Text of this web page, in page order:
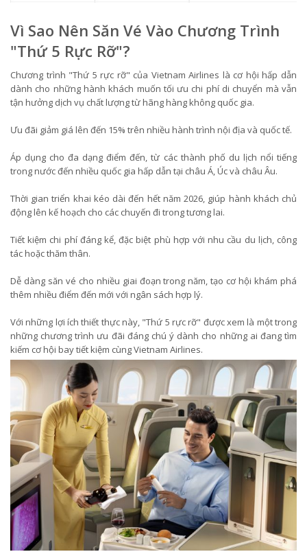
Vì Sao Nên Săn Vé Vào Chương Trình
"Thứ 5 Rực Rỡ"?
Chương trình "Thứ 5 rực rỡ" của Vietnam Airlines là cơ hội hấp dẫn
dành cho những hành khách muốn tối ưu chi phí di chuyển mà vẫn
tận hưởng dịch vụ chất lượng từ hãng hàng không quốc gia.
Ưu đãi giảm giá lên đến 15% trên nhiều hành trình nội địa và quốc tế.
Áp dụng cho đa dạng điểm đến, từ các thành phố du lịch nổi tiếng
trong nước đến nhiều quốc gia hấp dẫn tại châu Á, Úc và châu Âu.
Thời gian triển khai kéo dài đến hết năm 2026, giúp hành khách chủ
động lên kế hoạch cho các chuyến đi trong tương lai.
Tiết kiệm chi phí đáng kể, đặc biệt phù hợp với nhu cầu du lịch, công
tác hoặc thăm thân.
Dễ dàng săn vé cho nhiều giai đoạn trong năm, tạo cơ hội khám phá
thêm nhiều điểm đến mới với ngân sách hợp lý.
Với những lợi ích thiết thực này, "Thứ 5 rực rỡ" được xem là một trong
những chương trình ưu đãi đáng chú ý dành cho những ai đang tìm
kiếm cơ hội bay tiết kiệm cùng Vietnam Airlines.